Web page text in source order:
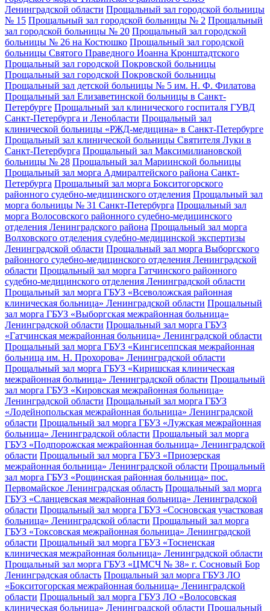
Ленинградской области Прощальный зал городской больницы
№ 15 Прощальный зал городской больницы № 2 Прощальный
зал городской больницы № 20 Прощальный зал городской
больницы № 26 на Костюшко Прощальный зал городской
больницы Святого Праведного Иоанна Кронштадтского
Прощальный зал городской Покровской больницы
Прощальный зал городской Покровской больницы
Прощальный зал детской больницы № 5 им. Н. Ф. Филатова
Прощальный зал Елизаветинской больницы в Санкт-
Петербурге Прощальный зал клинического госпиталя ГУВД
Санкт-Петербурга и Ленобласти Прощальный зал
клинической больницы «РЖД-медицина» в Санкт-Петербурге
Прощальный зал клинической больницы Святителя Луки в
Санкт-Петербурга Прощальный зал Максимилиановской
больницы № 28 Прощальный зал Мариинской больницы
Прощальный зал морга Адмиралтейского района Санкт-
Петербурга Прощальный зал морга Бокситогорского
районного судебно-медицинского отделения Прощальный зал
морга больницы № 31 Санкт-Петербурга Прощальный зал
морга Волосовского районного судебно-медицинского
отделения Ленинградского района Прощальный зал морга
Волховского отделения судебно-медицинской экспертизы
Ленинградской области Прощальный зал морга Выборгского
районного судебно-медицинского отделения Ленинградской
области Прощальный зал морга Гатчинского районного
судебно-медицинского отделения Ленинградской области
Прощальный зал морга ГБУЗ «Всеволожская районная
клиническая больница» Ленинградской области Прощальный
зал морга ГБУЗ «Выборгская межрайонная больница»
Ленинградской области Прощальный зал морга ГБУЗ
«Гатчинская межрайонная больница» Ленинградской области
Прощальный зал морга ГБУЗ «Кингисеппская межрайонная
больница им. Н. Прохорова» Ленинградской области
Прощальный зал морга ГБУЗ «Киришская клиническая
межрайонная больница» Ленинградской области Прощальный
зал морга ГБУЗ «Кировская межрайонная больница»
Ленинградской области Прощальный зал морга ГБУЗ
«Лодейнопольская межрайонная больница» Ленинградской
области Прощальный зал морга ГБУЗ «Лужская межрайонная
больница» Ленинградской области Прощальный зал морга
ГБУЗ «Подпорожская межрайонная больница» Ленинградской
области Прощальный зал морга ГБУЗ «Приозерская
межрайонная больница» Ленинградской области Прощальный
зал морга ГБУЗ «Рощинская районная больница» пос.
Первомайское Ленинградская область Прощальный зал морга
ГБУЗ «Сланцевская межрайонная больница» Ленинградской
области Прощальный зал морга ГБУЗ «Сосновская участковая
больница» Ленинградской области Прощальный зал морга
ГБУЗ «Токсовская межрайонная больница» Ленинградской
области Прощальный зал морга ГБУЗ «Тосненская
клиническая межрайонная больница» Ленинградской области
Прощальный зал морга ГБУЗ «ЦМСЧ № 38» г. Сосновый Бор
Ленинградская область Прощальный зал морга ГБУЗ ЛО
«Бокситогорская межрайонная больница» Ленинградской
области Прощальный зал морга ГБУЗ ЛО «Волосовская
клиническая больница» Ленинградской области Прощальный